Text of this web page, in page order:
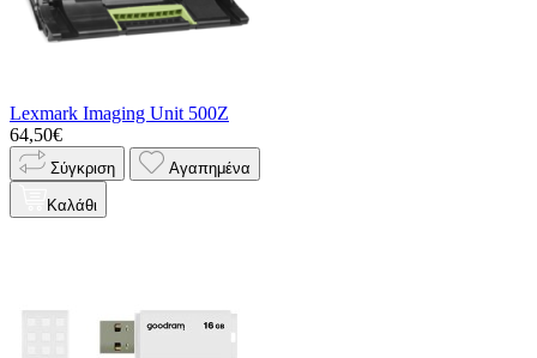
Lexmark Imaging Unit 500Z
64,50€
Σύγκριση Αγαπημένα
Καλάθι